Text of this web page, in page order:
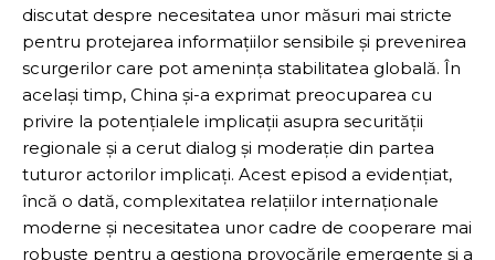
discutat despre necesitatea unor măsuri mai stricte
pentru protejarea informațiilor sensibile și prevenirea
scurgerilor care pot amenința stabilitatea globală. În
același timp, China și-a exprimat preocuparea cu
privire la potențialele implicații asupra securității
regionale și a cerut dialog și moderație din partea
tuturor actorilor implicați. Acest episod a evidențiat,
încă o dată, complexitatea relațiilor internaționale
moderne și necesitatea unor cadre de cooperare mai
robuste pentru a gestiona provocările emergente și a